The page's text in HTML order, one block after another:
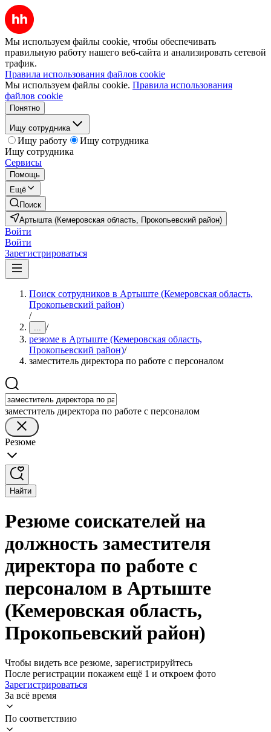
Мы используем файлы cookie, чтобы обеспечивать
правильную работу нашего веб-сайта и анализировать сетевой
трафик.
Правила использования файлов cookie
Мы используем файлы cookie. Правила использования
файлов cookie
Понятно
Ищу сотрудника
Ищу работу
Ищу сотрудника
Ищу сотрудника
Сервисы
Помощь
Ещё
Поиск
Артышта (Кемеровская область, Прокопьевский район)
Войти
Войти
Зарегистрироваться
Поиск сотрудников в Артыште (Кемеровская область,
Прокопьевский район)
/
... /
резюме в Артыште (Кемеровская область,
Прокопьевский район)/
заместитель директора по работе с персоналом
заместитель директора по работе с персоналом
Резюме
Найти
Резюме соискателей на
должность заместителя
директора по работе с
персоналом в Артыште
(Кемеровская область,
Прокопьевский район)
Чтобы видеть все резюме, зарегистрируйтесь
После регистрации покажем ещё 1 и откроем фото
Зарегистрироваться
За всё время
По соответствию